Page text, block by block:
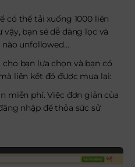
có thể tải xuống 1000 liên
bạn sẽ dễ dàng lọc và
nào unfollowed…
bạn lựa chọn và bạn có
liên kết đó được mua lại:
miễn phí. Việc đơn giản của
nhập để thỏa sức sử